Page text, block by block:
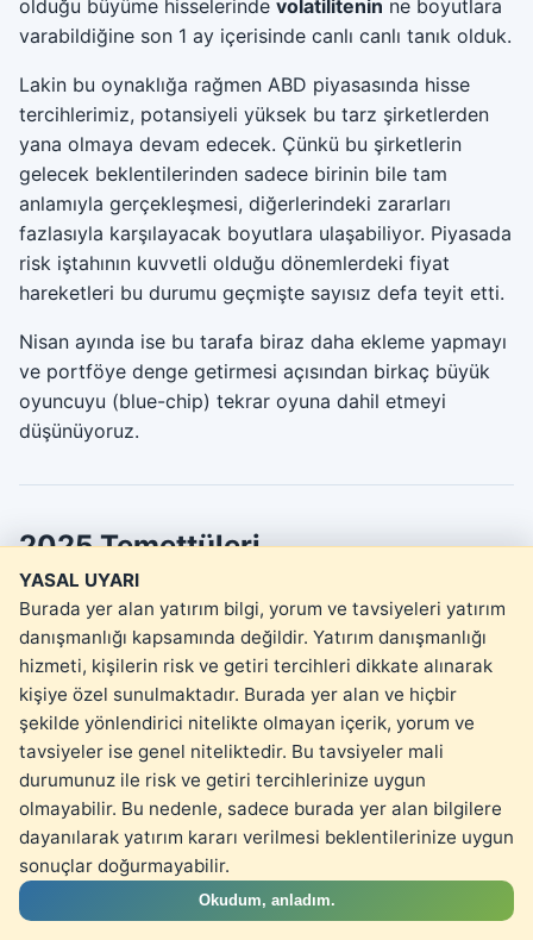
olduğu büyüme hisselerinde volatilitenin ne boyutlara
varabildiğine son 1 ay içerisinde canlı canlı tanık olduk.
Lakin bu oynaklığa rağmen ABD piyasasında hisse
tercihlerimiz, potansiyeli yüksek bu tarz şirketlerden
yana olmaya devam edecek. Çünkü bu şirketlerin
gelecek beklentilerinden sadece birinin bile tam
anlamıyla gerçekleşmesi, diğerlerindeki zararları
fazlasıyla karşılayacak boyutlara ulaşabiliyor. Piyasada
risk iştahının kuvvetli olduğu dönemlerdeki fiyat
hareketleri bu durumu geçmişte sayısız defa teyit etti.
Nisan ayında ise bu tarafa biraz daha ekleme yapmayı
ve portföye denge getirmesi açısından birkaç büyük
oyuncuyu (blue-chip) tekrar oyuna dahil etmeyi
düşünüyoruz.
2025 Temettüleri
2026
Para Birimi:TRY
Toplam Temettü:8.617,00 ₺
URA
Ödeme Tarihi 2026-01-07
Hisse Başına Net Temettü 71,45 ₺
Ödeme Günü Temettü Verimi 3,36%
Yasal Uyarı
YASAL UYARI
Burada yer alan yatırım bilgi, yorum ve tavsiyeleri yatırım
danışmanlığı kapsamında değildir. Yatırım danışmanlığı
hizmeti, kişilerin risk ve getiri tercihleri dikkate alınarak
kişiye özel sunulmaktadır. Burada yer alan ve hiçbir
şekilde yönlendirici nitelikte olmayan içerik, yorum ve
tavsiyeler ise genel niteliktedir. Bu tavsiyeler mali
durumunuz ile risk ve getiri tercihlerinize uygun
olmayabilir. Bu nedenle, sadece burada yer alan bilgilere
dayanılarak yatırım kararı verilmesi beklentilerinize uygun
sonuçlar doğurmayabilir.
Okudum, anladım.